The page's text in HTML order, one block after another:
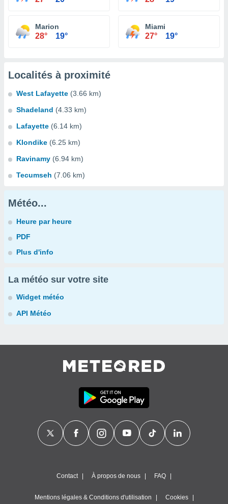
Marion
28° 19°
Miami
27° 19°
Localités à proximité
West Lafayette (3.66 km)
Shadeland (4.33 km)
Lafayette (6.14 km)
Klondike (6.25 km)
Ravinamy (6.94 km)
Tecumseh (7.06 km)
Météo...
Heure par heure
PDF
Plus d'info
La météo sur votre site
Widget météo
API Météo
Contact À propos de nous FAQ
Mentions légales & Conditions d'utilisation Cookies